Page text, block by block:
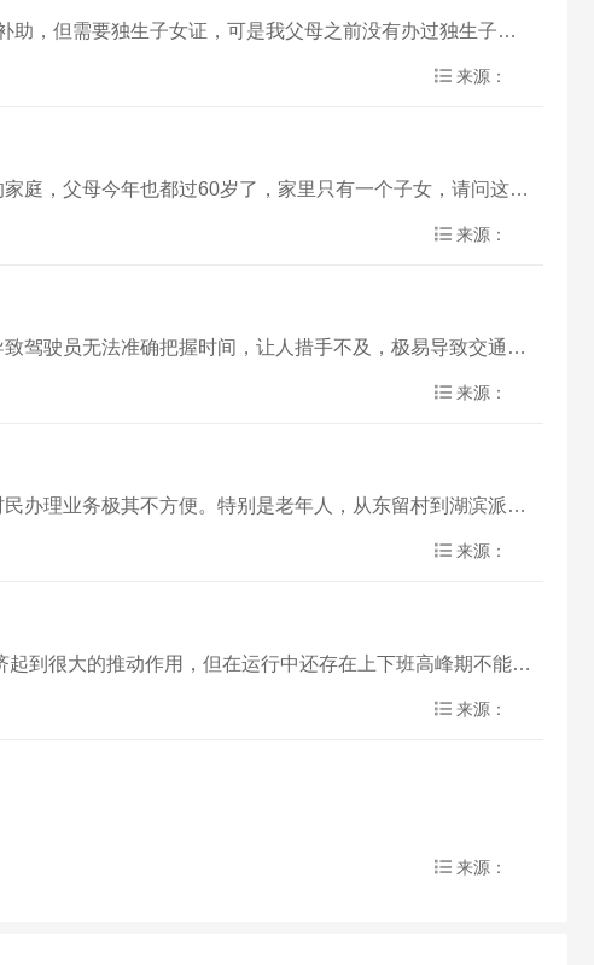
领导好，我们家是2016年之前的独生子女家庭，父母今年也都过60岁了，小区说60岁以上独生子女家庭可以领补助，但需要独生子女证，可是我父母之前没有办过独生子女证，请问现在还能进行办……
来源：
领导好，请问咱们平顶山对独生子女家庭缴费居民养老保险有没有优惠政策，我们家是响应国家早期计划生育的家庭，父母今年也都过60岁了，家里只有一个子女，请问这种情况父母在缴纳城乡居民医疗……
来源：
尊敬的领导您好。新城区滍阳路与崇文路交叉口的四个信号灯，在没有任何提示的情况下，绿灯突然变黄灯，导致驾驶员无法准确把握时间，让人措手不及，极易导致交通事故。焦作市也出现过类似的问题……
来源：
自从东中西三个留村与闫庄村民户籍业务从焦店派出所规划到新城区后，后被规划到湖滨派出所，距离太远，村民办理业务极其不方便。特别是老年人，从东留村到湖滨派出所户籍地距离12公……
来源：
自老城区到新城区的K4公交车开通以来，极大的满足了当地群众出行的需求，特别得到一致好评，对我市的经济起到很大的推动作用，但在运行中还存在上下班高峰期不能满足出行的问题。主要是上下午……
来源：
来源：